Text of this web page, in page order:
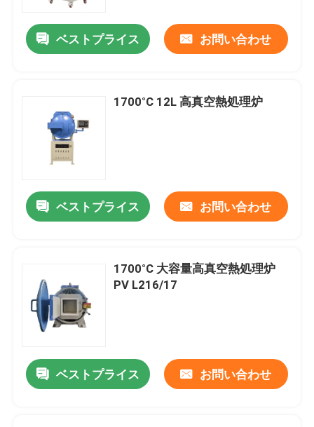
ベストプライス お問い合わせ
1700°C 12L 高真空熱処理炉
ベストプライス お問い合わせ
1700°C 大容量高真空熱処理炉
PV L216/17
ベストプライス お問い合わせ